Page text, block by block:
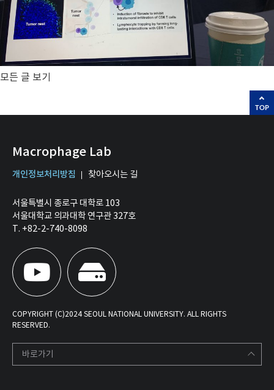
모든 글 보기
TOP
Macrophage Lab
개인정보처리방침 찾아오시는 길
서울특별시 종로구 대학로 103
서울대학교 의과대학 연구관 327호
T. +82-2-740-8098
COPYRIGHT (C)2024 SEOUL NATIONAL UNIVERSITY. ALL RIGHTS
RESERVED.
바로가기